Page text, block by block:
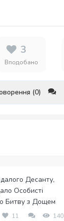
3
Вподобано
(0)
Десанту,
Особисті
Битву з Дощем
11 140